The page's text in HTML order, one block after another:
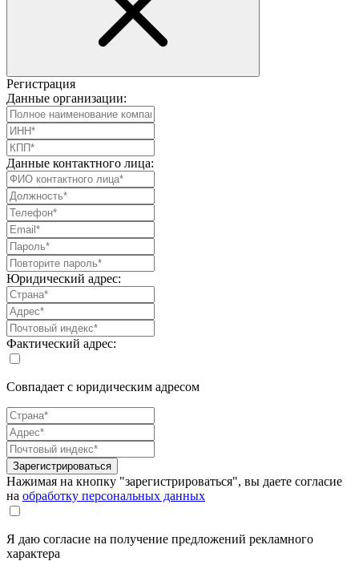
Регистрация
Данные организации:
Данные контактного лица:
Юридический адрес:
Фактический адрес:
Совпадает с юридическим адресом
Зарегистрироваться
Нажимая на кнопку "зарегистрироваться", вы даете согласие
на обработку персональных данных
Я даю согласие на получение предложений рекламного
характера